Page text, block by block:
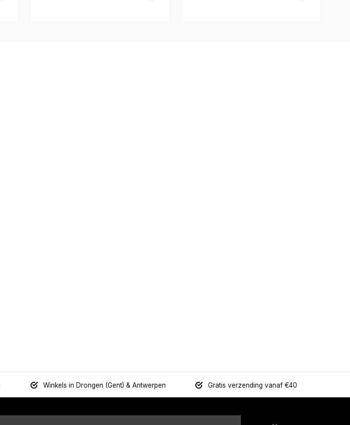
Winkels in Drongen (Gent) & Antwerpen Gratis verzending vanaf €40